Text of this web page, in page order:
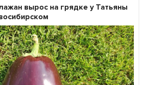
вырос на грядке у Татьяны